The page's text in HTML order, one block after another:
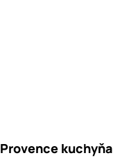
Provence kuchyňa